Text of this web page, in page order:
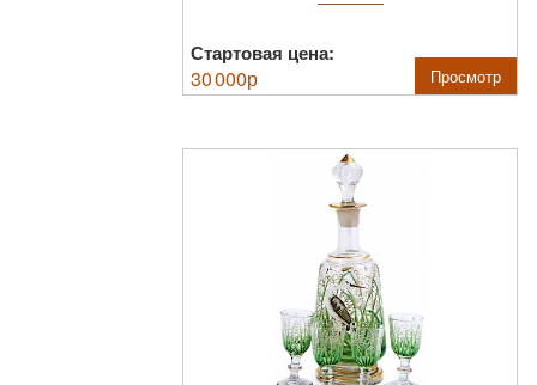
Стартовая цена:
30 000р Просмотр